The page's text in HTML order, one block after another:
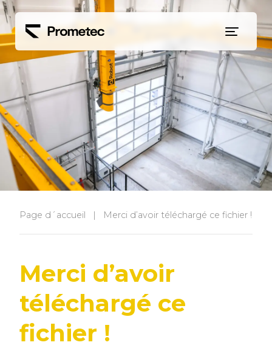
Page d´accueil | Merci d’avoir téléchargé ce fichier !
Merci d’avoir
téléchargé ce
fichier !